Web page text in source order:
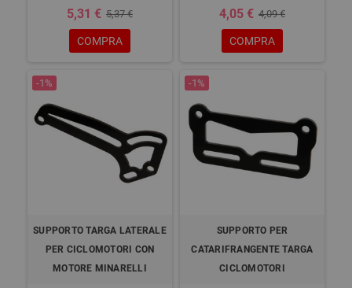
5,31 € 5,37 €
COMPRA
4,05 € 4,09 €
COMPRA
-1%
SUPPORTO TARGA LATERALE
PER CICLOMOTORI CON
MOTORE MINARELLI
-1%
SUPPORTO PER
CATARIFRANGENTE TARGA
CICLOMOTORI